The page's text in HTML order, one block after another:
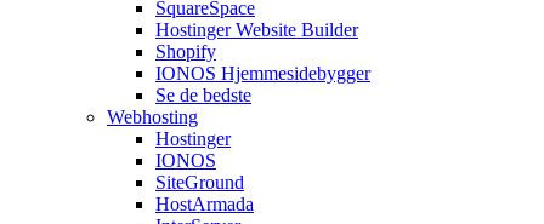
SquareSpace
Hostinger Website Builder
Shopify
IONOS Hjemmesidebygger
Se de bedste
Webhosting
Hostinger
IONOS
SiteGround
HostArmada